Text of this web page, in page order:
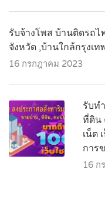
รับจ้างโพส บ้านติดรถไ
จังหวัด ,บ้านใกล้กรุงเท
16 กรกฎาคม 2023
รับท
ที่ดิน
เน็ต
การ
16 ก